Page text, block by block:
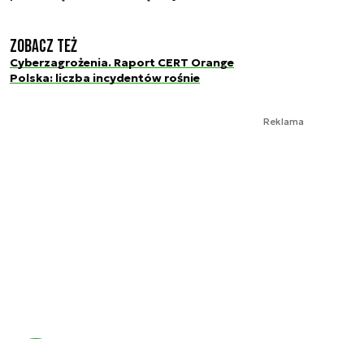
Zobacz też
Cyberzagrożenia. Raport CERT Orange
Polska: liczba incydentów rośnie
Reklama